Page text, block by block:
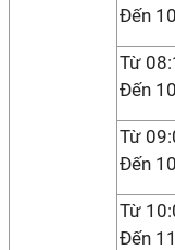
Đến
Từ
Đến
Từ
Đến
Từ
Đến